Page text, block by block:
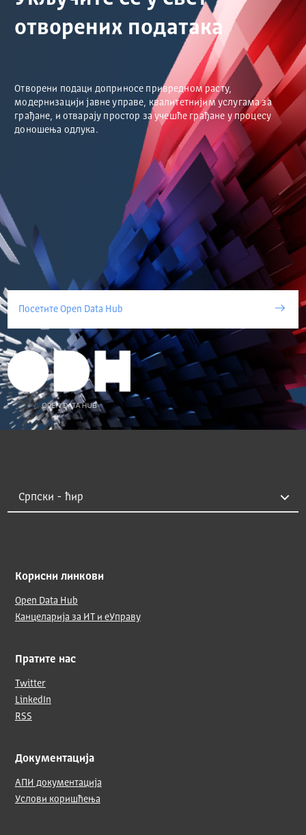
отворених података
Отворени подаци доприносе привредном расту,
модернизацији јавне управе, квалитетнијим услугама за
грађане, и отварају простор за учешће грађане у процесу
доношења одлука.
Посетите Open Data Hub
Корисни линкови
Open Data Hub
Канцеларија за ИТ и еУправу
Пратите нас
Twitter
LinkedIn
RSS
Документација
АПИ документација
Услови коришћења